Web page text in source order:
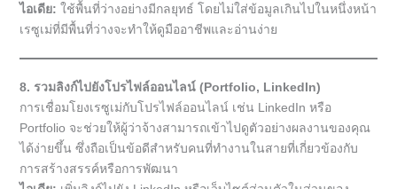
ไอเดีย: ใช้พื้นที่ว่างอย่างมีกลยุทธ์ โดยไม่ใส่ข้อมูลเกินไปในหนึ่งหน้า
เรซูเม่ที่มีพื้นที่ว่างจะทำให้ดูมืออาชีพและอ่านง่าย
8. รวมลิงก์ไปยังโปรไฟล์ออนไลน์ (Portfolio, LinkedIn)
การเชื่อมโยงเรซูเม่กับโปรไฟล์ออนไลน์ เช่น LinkedIn หรือ
Portfolio จะช่วยให้ผู้ว่าจ้างสามารถเข้าไปดูตัวอย่างผลงานของคุณ
ได้ง่ายขึ้น ซึ่งถือเป็นข้อดีสำหรับคนที่ทำงานในสายที่เกี่ยวข้องกับ
การสร้างสรรค์หรือการพัฒนา